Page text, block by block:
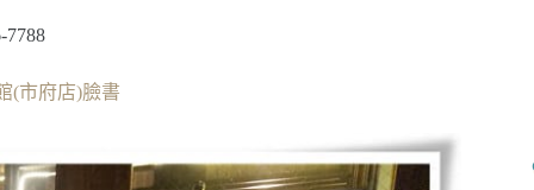
7788
(市府店)臉書